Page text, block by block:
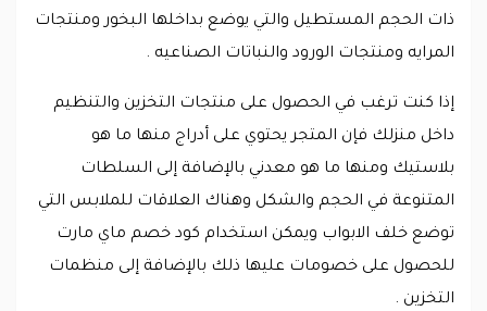
ذات الحجم المستطيل والتي يوضع بداخلها البخور ومنتجات
المرايه ومنتجات الورود والنباتات الصناعيه .
إذا كنت ترغب في الحصول على منتجات التخزين والتنظيم
داخل منزلك فإن المتجر يحتوي على أدراج منها ما هو
بلاستيك ومنها ما هو معدني بالإضافة إلى السلطات
المتنوعة في الحجم والشكل وهناك العلاقات للملابس التي
توضع خلف الابواب ويمكن استخدام كود خصم ماي مارت
للحصول على خصومات عليها ذلك بالإضافة إلى منظمات
التخزين .